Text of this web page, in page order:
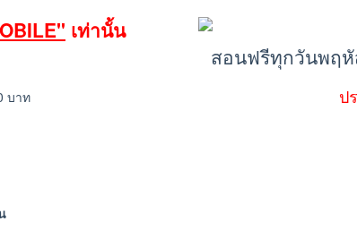
เท่านั้น
บาท
สอนฟรีทุกวันพฤหั
ป